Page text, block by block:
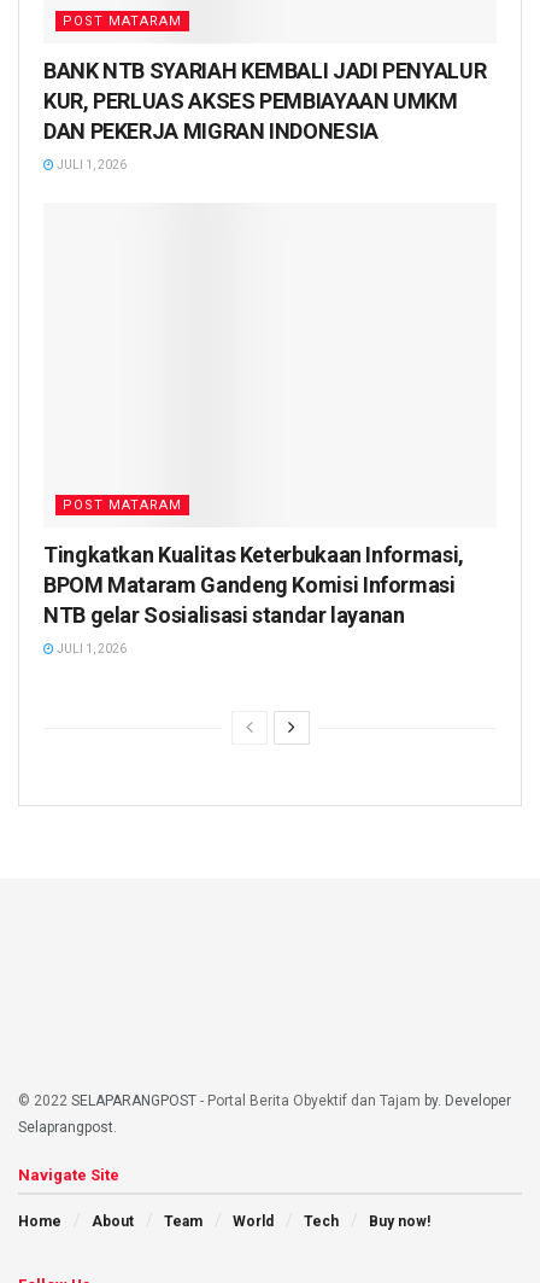
POST MATARAM
BANK NTB SYARIAH KEMBALI JADI PENYALUR
KUR, PERLUAS AKSES PEMBIAYAAN UMKM
DAN PEKERJA MIGRAN INDONESIA
JULI 1, 2026
POST MATARAM
Tingkatkan Kualitas Keterbukaan Informasi,
BPOM Mataram Gandeng Komisi Informasi
NTB gelar Sosialisasi standar layanan
JULI 1, 2026
© 2022 SELAPARANGPOST - Portal Berita Obyektif dan Tajam by. Developer
Selaprangpost.
Navigate Site
Home About Team World Tech Buy now!